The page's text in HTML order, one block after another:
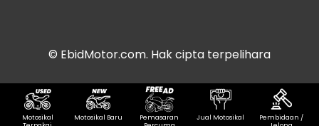
© EbidMotor.com. Hak cipta terpelihara
Motosikal
Motosikal Baru
Pemasaran
Jual Motosikal
Pembidaan /